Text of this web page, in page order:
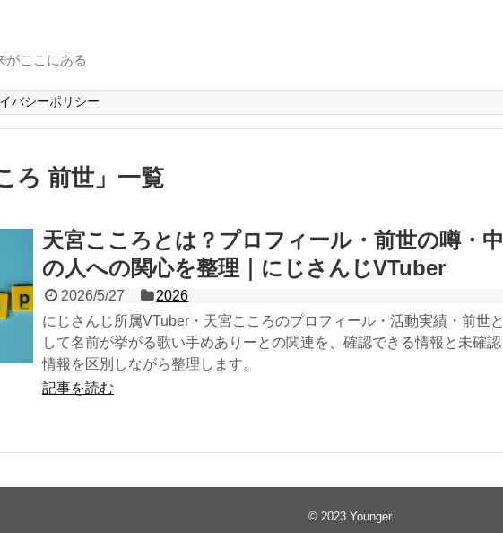
がここにある
バシーポリシー
ろ 前世 」 一覧
天宮こころとは？プロフィール・前世の噂・中
の人への関心を整理｜にじさんじVTuber
2026/5/27
2026
にじさんじ所属VTuber・天宮こころのプロフィール・活動実績・前世と
して名前が挙がる歌い手めありーとの関連を、確認できる情報と未確認
情報を区別しながら整理します。
記事を読む
© 2023 Younger.